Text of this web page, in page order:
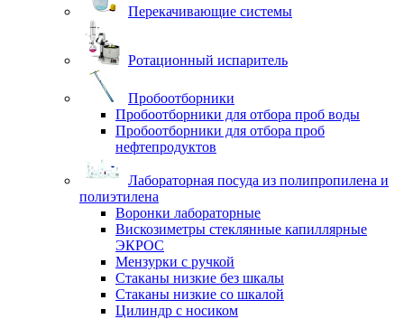
Перекачивающие системы
Ротационный испаритель
Пробоотборники
Пробоотборники для отбора проб воды
Пробоотборники для отбора проб
нефтепродуктов
Лабораторная посуда из полипропилена и
полиэтилена
Воронки лабораторные
Вискозиметры стеклянные капиллярные
ЭКРОС
Мензурки с ручкой
Стаканы низкие без шкалы
Стаканы низкие со шкалой
Цилиндр с носиком